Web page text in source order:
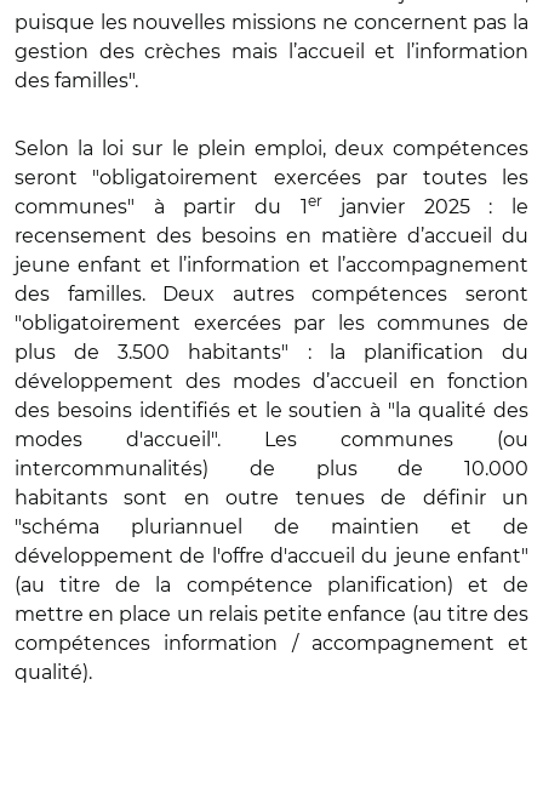
puisque les nouvelles missions ne concernent pas la
gestion des crèches mais l’accueil et l’information
des familles".
Selon la loi sur le plein emploi, deux compétences
seront "obligatoirement exercées par toutes les
communes" à partir du 1erjanvier 2025 : le
recensement des besoins en matière d’accueil du
jeune enfant et l’information et l’accompagnement
des familles. Deux autres compétences seront
"obligatoirement exercées par les communes de
plus de 3.500 habitants" : la planification du
développement des modes d’accueil en fonction
des besoins identifiés et le soutien à "la qualité des
modes d'accueil". Les communes (ou
intercommunalités) de plus de 10.000
habitants sont en outre tenues de définir un
"schéma pluriannuel de maintien et de
développement de l'offre d'accueil du jeune enfant"
(au titre de la compétence planification) et de
mettre en place un relais petite enfance (au titre des
compétences information / accompagnement et
qualité).